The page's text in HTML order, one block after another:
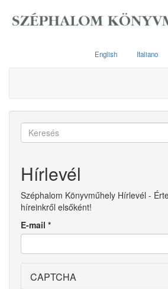
English Italiano
Keresés
Hírlevél
Széphalom Könyvműhely Hírlevél -
híreinkről elsőként!
E-mail *
CAPTCHA